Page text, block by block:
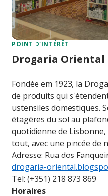
POINT D'INTÉRÊT
Drogaria Oriental
Fondée em 1923, la
de produits qui
ustensiles domestiques.
étagères du sol au
quotidienne de
tout, avec une pincée de
Adresse: Rua dos
drogaria-
Tel: (+351) 218 873 869
Horaires